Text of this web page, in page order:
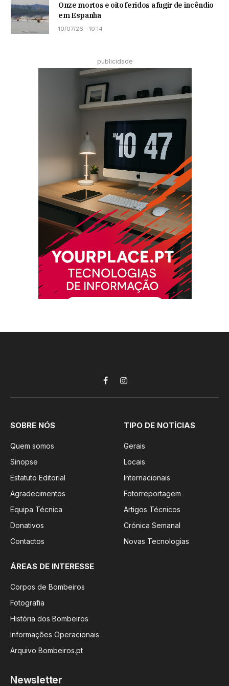
Onze mortos e oito feridos a fugir de incêndio
em Espanha
10/07/26 - 10:14
publicidade
FacebookInstagram
SOBRE NÓS
Quem somos
Sinopse
Estatuto Editorial
Agradecimentos
Equipa Técnica
Donativos
Contactos
TIPO DE NOTÍCIAS
Gerais
Locais
Internacionais
Fotorreportagem
Artigos Técnicos
Crónica Semanal
Novas Tecnologias
ÁREAS DE INTERESSE
Corpos de Bombeiros
Fotografia
História dos Bombeiros
Informações Operacionais
Arquivo Bombeiros.pt
Newsletter